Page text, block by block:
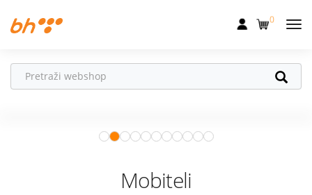
Fiksna
0
Ne propusti
Prood 04.08.–31.08. očekuju te
super pokloni!
Mobiteli